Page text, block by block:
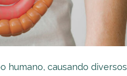
humano, causando diversos